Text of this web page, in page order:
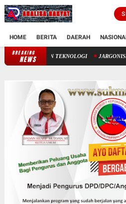
HOME BERITA DAERAH
BREAKING
NEWS USIA HARAPAN HIDUP: